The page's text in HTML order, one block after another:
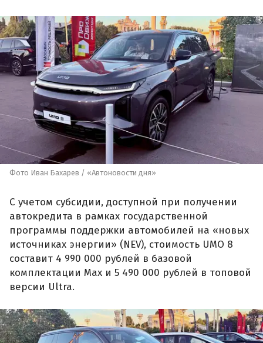
Фото Иван Бахарев / «Автоновости дня»
С учетом субсидии, доступной при получении
автокредита в рамках государственной
программы поддержки автомобилей на «новых
источниках энергии» (NEV), стоимость UMO 8
составит 4 990 000 рублей в базовой
комплектации Max и 5 490 000 рублей в топовой
версии Ultra.